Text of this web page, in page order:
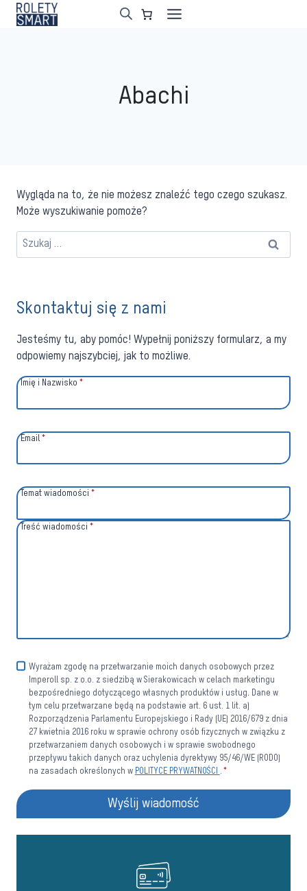
Przejdź
Abachi
Wygląda na to, że nie możesz znaleźć tego czego szukasz.
Może wyszukiwanie pomoże?
Szukaj:
Skontaktuj się z nami
Jesteśmy tu, aby pomóc! Wypełnij poniższy formularz, a my
odpowiemy najszybciej, jak to możliwe.
Imię i Nazwisko *
Email *
Temat wiadomości *
Treść wiadomości *
Wyrażam zgodę na przetwarzanie moich danych osobowych przez
Imperoll sp. z o.o. z siedzibą w Sierakowicach w celach marketingu
bezpośredniego dotyczącego własnych produktów i usług. Dane w
tym celu przetwarzane będą na podstawie art. 6 ust. 1 lit. a)
Rozporządzenia Parlamentu Europejskiego i Rady (UE) 2016/679 z dnia
27 kwietnia 2016 roku w sprawie ochrony osób fizycznych w związku z
przetwarzaniem danych osobowych i w sprawie swobodnego
przepływu takich danych oraz uchylenia dyrektywy 95/46/WE (RODO)
na zasadach określonych w POLITYCE PRYWATNOŚCI . *
Wyślij wiadomość